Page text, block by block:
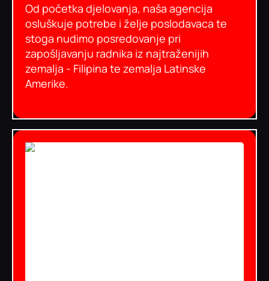
Od početka djelovanja, naša agencija
osluškuje potrebe i želje poslodavaca te
stoga nudimo posredovanje pri
zapošljavanju radnika iz najtraženijih
zemalja - Filipina te zemalja Latinske
Amerike.